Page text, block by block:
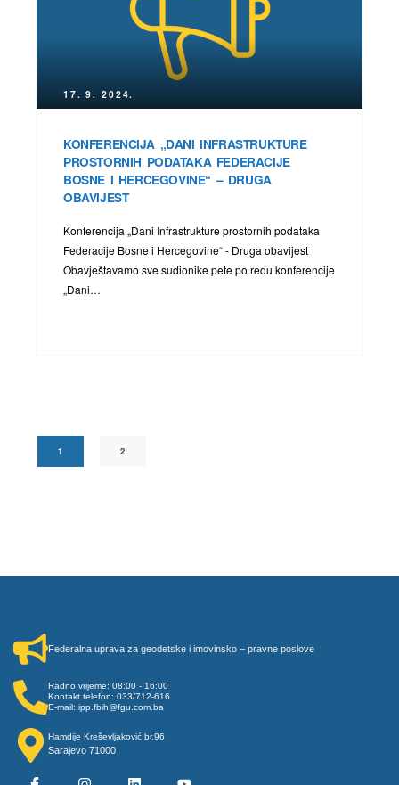
17. 9. 2024.
KONFERENCIJA „DANI INFRASTRUKTURE
PROSTORNIH PODATAKA FEDERACIJE
BOSNE I HERCEGOVINE“ – DRUGA
OBAVIJEST
Konferencija „Dani Infrastrukture prostornih podataka
Federacije Bosne i Hercegovine“ - Druga obavijest
Obavještavamo sve sudionike pete po redu konferencije
„Dani…
1 2
Federalna uprava za geodetske i imovinsko – pravne poslove
Radno vrijeme: 08:00 - 16:00
Kontakt telefon: 033/712-616
E-mail: ipp.fbih@fgu.com.ba
Hamdije Kreševljaković br.96
Sarajevo 71000